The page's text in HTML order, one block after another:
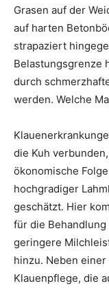
Grasen auf der
auf harten
strapaziert
Belastungsgrenze
durch
werden. Welche
die Kuh
ökonomische
hochgradiger
geschätzt. Hier
für die
geringere
hinzu. Neben
Klauenpflege, die